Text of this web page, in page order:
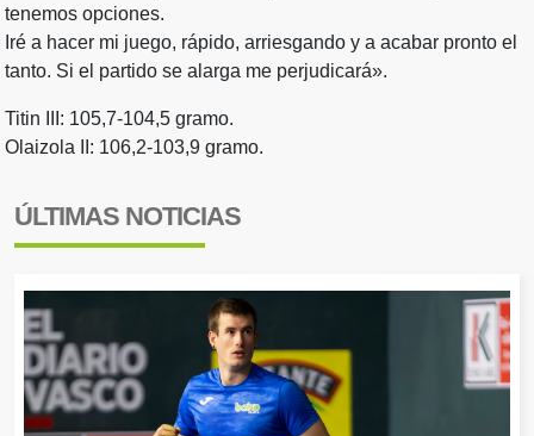
tenemos opciones.
Iré a hacer mi juego, rápido, arriesgando y a acabar pronto el
tanto. Si el partido se alarga me perjudicará».
Titin III: 105,7-104,5 gramo.
Olaizola II: 106,2-103,9 gramo.
ÚLTIMAS NOTICIAS